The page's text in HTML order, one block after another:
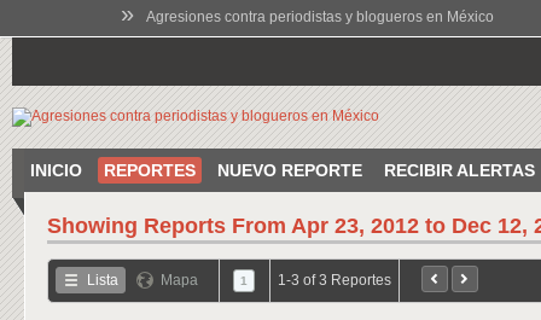
» Agresiones contra periodistas y blogueros en México
INICIO REPORTES NUEVO REPORTE RECIBIR ALERTAS
Showing Reports From Apr 23, 2012 to Dec 12,
Lista Mapa 1 1-3 of 3 Reportes